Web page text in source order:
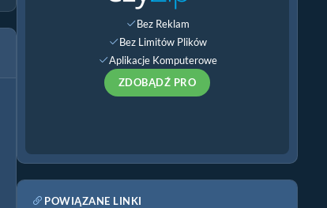
Bez Reklam
Bez Limitów Plików
Aplikacje Komputerowe
ZDOBĄDŹ PRO
POWIĄZANE LINKI